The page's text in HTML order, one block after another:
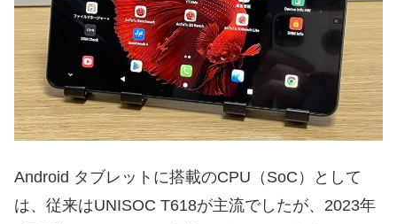
Android タブレットに搭載のCPU（SoC）として
は、従来はUNISOC T618が主流でしたが、2023年